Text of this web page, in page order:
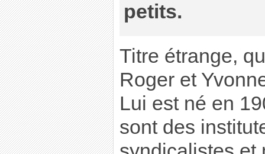
petits.
Titre étrange,
Roger et
Lui est né en
sont des